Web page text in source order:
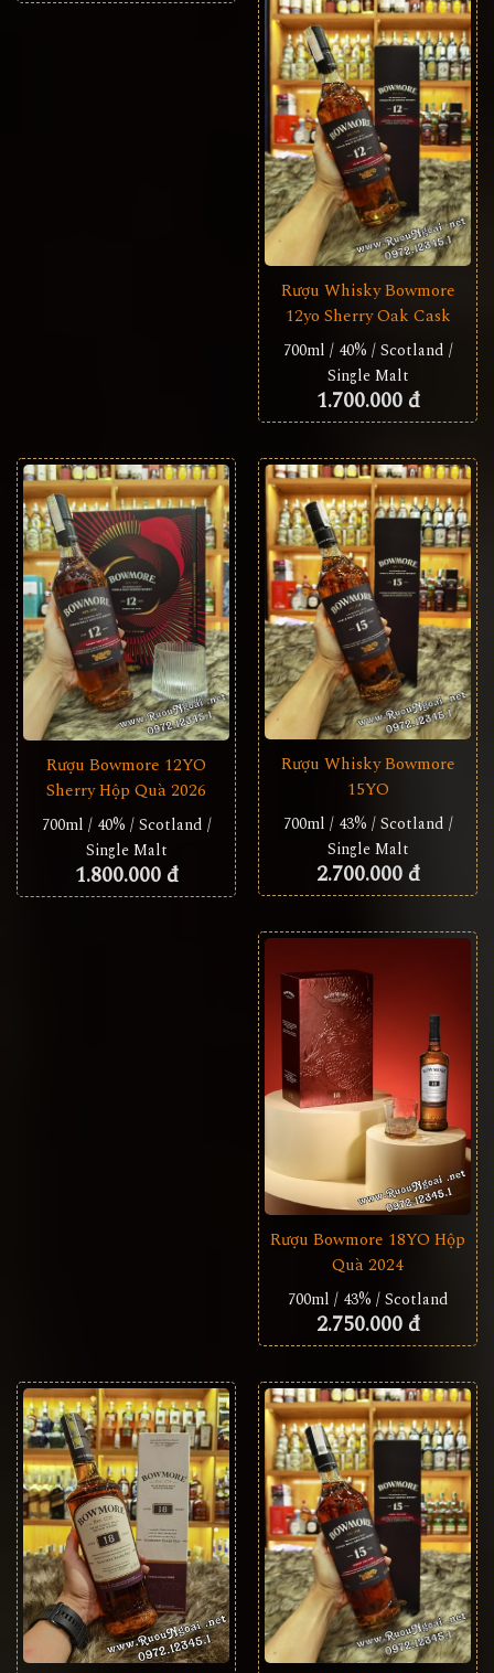
Rượu Whisky Bowmore
12yo Sherry Oak Cask
700ml / 40% / Scotland /
Single Malt
1.700.000 đ
Rượu Bowmore 12YO
Sherry Hộp Quà 2026
700ml / 40% / Scotland /
Single Malt
1.800.000 đ
Rượu Whisky Bowmore
15YO
700ml / 43% / Scotland /
Single Malt
2.700.000 đ
Rượu Bowmore 18YO Hộp
Quà 2024
700ml / 43% / Scotland
2.750.000 đ